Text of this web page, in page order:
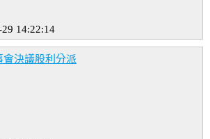
14:22:14
會決議股利分派